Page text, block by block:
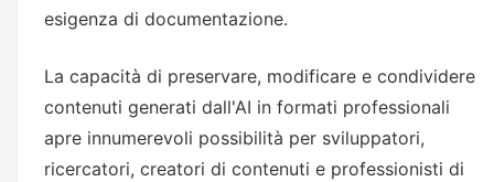
esigenza di documentazione.
La capacità di preservare, modificare e condividere
contenuti generati dall'AI in formati professionali
apre innumerevoli possibilità per sviluppatori,
ricercatori, creatori di contenuti e professionisti di